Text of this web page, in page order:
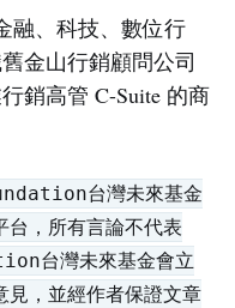
融、科技、數位行
金山行銷顧問公司
銷高管 C-Suite 的商
台灣未來基金
台，所有言論不代表
台灣未來基金會立
見，並經作者保證文章